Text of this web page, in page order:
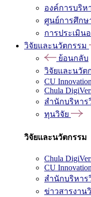
องค์การบริห
ศูนย์การศึกษ
การประเมิน
วิจัยและนวัตกรรม
ย้อนกลับ
วิจัยและนวัต
CU
Chula
สำนักบริหาร
ทุนวิจัย
วิจัยและนวัตกรรม
Chula
CU
สำนักบริหาร
ข่าวสารงาน